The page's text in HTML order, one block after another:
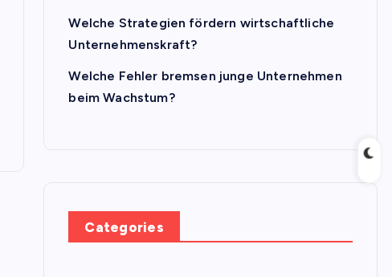
Welche Strategien fördern wirtschaftliche
Unternehmenskraft?
Welche Fehler bremsen junge Unternehmen
beim Wachstum?
Categories